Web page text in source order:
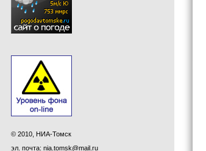
© 2010, НИА-Томск
эл. почта: nia.tomsk@mail.ru